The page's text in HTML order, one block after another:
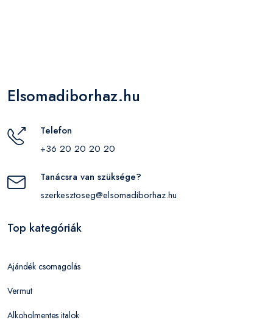
Elsomadiborhaz.hu
Telefon
+36 20 20 20 20
Tanácsra van szüksége?
szerkesztoseg@elsomadiborhaz.hu
Top kategóriák
Ajándék csomagolás
Vermut
Alkoholmentes italok